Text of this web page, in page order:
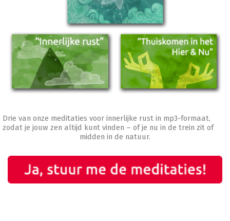
Drie van onze meditaties voor innerlijke rust in mp3-formaat,
zodat je jouw zen altijd kunt vinden – of je nu in de trein zit of
midden in de natuur.